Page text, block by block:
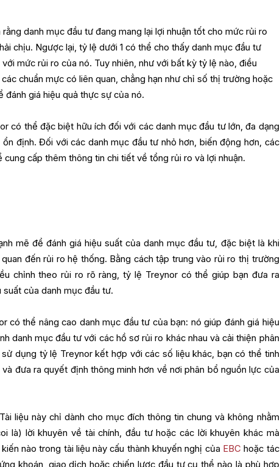
danh mục đầu tư đang mang lại lợi nhuận tốt cho mức rủi ro
chịu. Ngược lại, tỷ lệ dưới 1 có thể cho thấy danh mục đầu tư
mức rủi ro của nó. Tuy nhiên, như với bất kỳ tỷ lệ nào, điều
chuẩn mực có liên quan, chẳng hạn như chỉ số thị trường hoặc
giá hiệu quả thực sự của nó.
có thể đặc biệt hữu ích đối với các danh mục đầu tư lớn, đa dạng
định. Đối với các danh mục đầu tư nhỏ hơn, biến động hơn, các
cấp thêm thông tin chi tiết về tổng rủi ro và lợi nhuận.
mẽ để đánh giá hiệu suất của danh mục đầu tư, đặc biệt là khi
quan đến rủi ro hệ thống. Bằng cách tập trung vào rủi ro thị trường
chỉnh theo rủi ro rõ ràng, tỷ lệ Treynor có thể giúp bạn đưa ra
của danh mục đầu tư.
có thể nâng cao danh mục đầu tư của bạn: nó giúp đánh giá hiệu
danh mục đầu tư với các hồ sơ rủi ro khác nhau và cải thiện phân
dụng tỷ lệ Treynor kết hợp với các số liệu khác, bạn có thể tinh
đưa ra quyết định thông minh hơn về nơi phân bổ nguồn lực của
liệu này chỉ dành cho mục đích thông tin chung và không nhằm
là) lời khuyên về tài chính, đầu tư hoặc các lời khuyên khác mà
nào trong tài liệu này cấu thành khuyến nghị của EBC hoặc tác